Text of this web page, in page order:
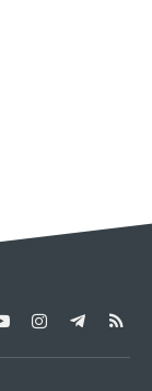
YouTubeInstagram
Telegram
RSS